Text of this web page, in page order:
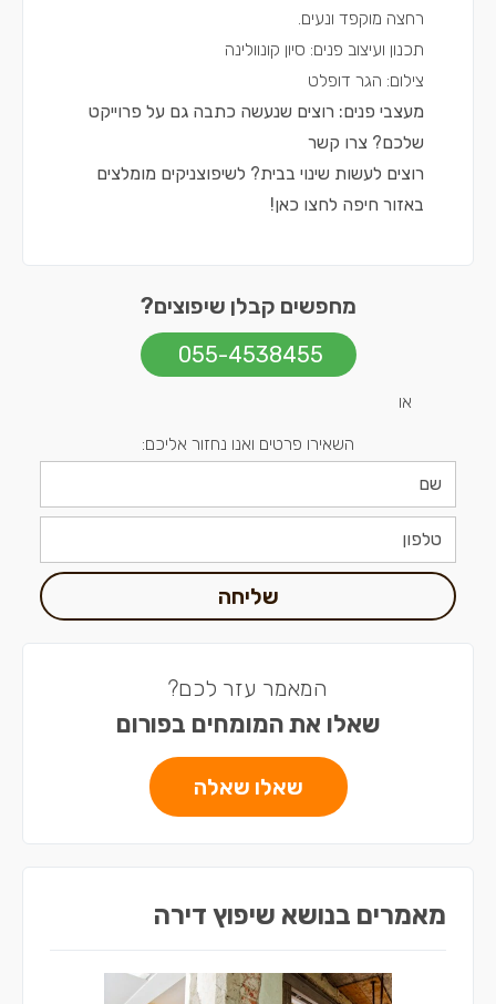
רחצה מוקפד ונעים.
תכנון ועיצוב פנים: סיון קונוולינה
צילום: הגר דופלט
מעצבי פנים: רוצים שנעשה כתבה גם על פרוייקט
שלכם? צרו קשר
רוצים לעשות שינוי בבית? לשיפוצניקים מומלצים
באזור חיפה לחצו כאן!
מחפשים קבלן שיפוצים?
055-4538455
או
השאירו פרטים ואנו נחזור אליכם:
שליחה
המאמר עזר לכם?
שאלו את המומחים בפורום
שאלו שאלה
מאמרים בנושא שיפוץ דירה